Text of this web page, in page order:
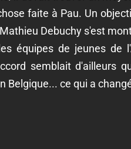
faite à Pau. Un
Debuchy s'est
équipes de jeunes de
semblait d'ailleurs
ce qui a